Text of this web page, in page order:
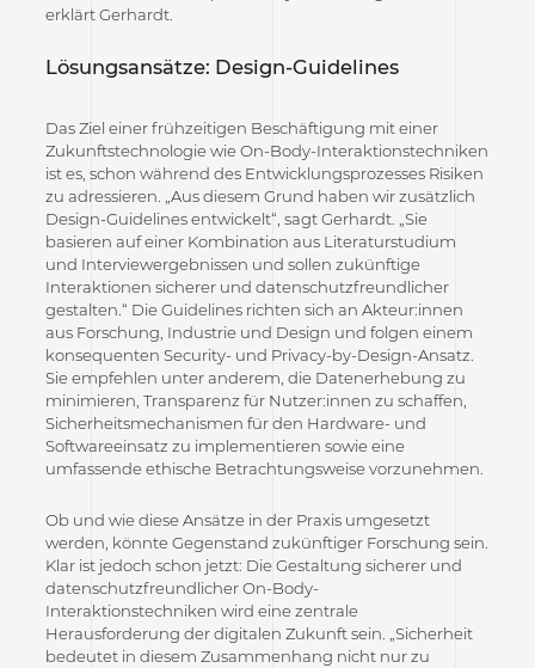
erklärt Gerhardt.
Lösungsansätze: Design-Guidelines
Das Ziel einer frühzeitigen Beschäftigung mit einer
Zukunftstechnologie wie On-Body-Interaktionstechniken
ist es, schon während des Entwicklungsprozesses Risiken
zu adressieren. „Aus diesem Grund haben wir zusätzlich
Design-Guidelines entwickelt“, sagt Gerhardt. „Sie
basieren auf einer Kombination aus Literaturstudium
und Interviewergebnissen und sollen zukünftige
Interaktionen sicherer und datenschutzfreundlicher
gestalten.“ Die Guidelines richten sich an Akteur:innen
aus Forschung, Industrie und Design und folgen einem
konsequenten Security- und Privacy-by-Design-Ansatz.
Sie empfehlen unter anderem, die Datenerhebung zu
minimieren, Transparenz für Nutzer:innen zu schaffen,
Sicherheitsmechanismen für den Hardware- und
Softwareeinsatz zu implementieren sowie eine
umfassende ethische Betrachtungsweise vorzunehmen.
Ob und wie diese Ansätze in der Praxis umgesetzt
werden, könnte Gegenstand zukünftiger Forschung sein.
Klar ist jedoch schon jetzt: Die Gestaltung sicherer und
datenschutzfreundlicher On-Body-
Interaktionstechniken wird eine zentrale
Herausforderung der digitalen Zukunft sein. „Sicherheit
bedeutet in diesem Zusammenhang nicht nur zu